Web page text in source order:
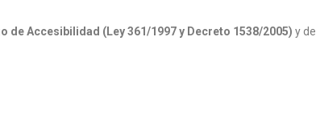
de Accesibilidad (Ley 361/1997 y Decreto 1538/2005) y del